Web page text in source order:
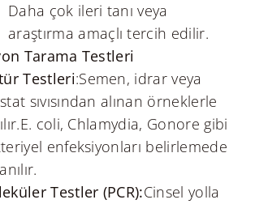
Daha çok ileri tanı veya
araştırma amaçlı tercih edilir.
Tarama Testleri
Testleri:Semen, idrar veya
sıvısından alınan örneklerle
coli, Chlamydia, Gonore gibi
enfeksiyonları belirlemede
Testler (PCR):Cinsel yolla